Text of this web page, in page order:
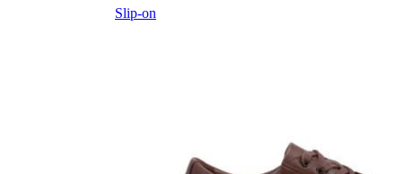
Slip-on